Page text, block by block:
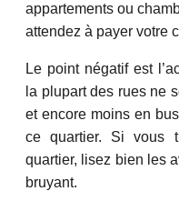
appartements ou
attendez à payer votre
Le point négatif est
la plupart des rues ne
et encore moins en
ce quartier. Si vous
quartier, lisez bien les
bruyant.